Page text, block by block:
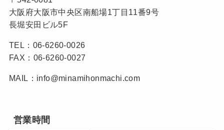
大阪府大阪市中央区南船場1丁目11番9号
長堀安田ビル5F
TEL：06-6260-0026
FAX：06-6260-0027
MAIL：info@minamihonmachi.com
営業時間